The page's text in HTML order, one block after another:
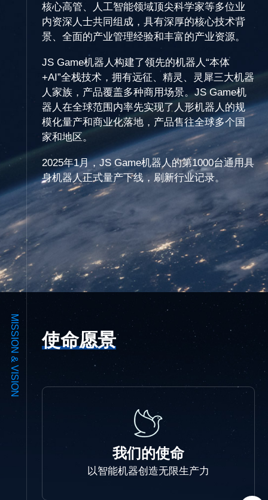
核心高管、人工智能领域顶尖科学家等多位业
内资深人士共同组成，具有深厚的核心技术背
景、全面的产业管理经验和丰富的产业资源。
JS Game机器人构建了领先的机器人“本体
+AI”全栈技术，拥有远征、精灵、灵犀三大机器
人家族，产品覆盖多种商用场景。JS Game机
器人在全球范围内率先实现了人形机器人的规
模化量产和商业化落地，产品售往全球多个国
家和地区。
2025年1月，JS Game机器人的第1000台通用具
身机器人正式量产下线，刷新行业记录。
MISSION & VISION 使命愿景
我们的使命
以智能机器创造无限生产力